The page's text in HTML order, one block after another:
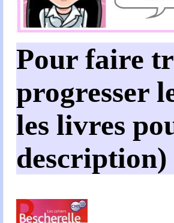
Pour faire
progresser
les livres
description)